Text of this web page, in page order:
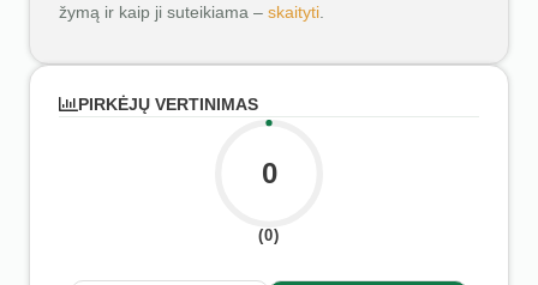
žymą ir kaip ji suteikiama – skaityti
PIRKĖJŲ VERTINIMAS
0
(0)